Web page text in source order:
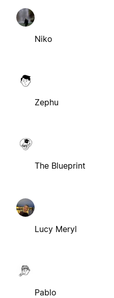
Niko
Zephu
The Blueprint
Lucy Meryl
Pablo